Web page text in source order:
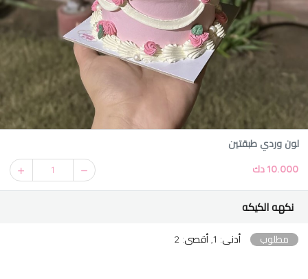
لون وردي طبقتين
10.000 دك 1
نكهه الكيكه
مطلوب أدنى: 1, أقصى: 2